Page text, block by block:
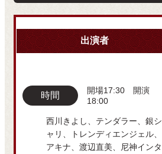
出演者
時間
開場17:30 開演
18:00
西川きよし、テンダラー、銀シ
ャリ、トレンディエンジェル、
アキナ、渡辺直美、尼神インタ